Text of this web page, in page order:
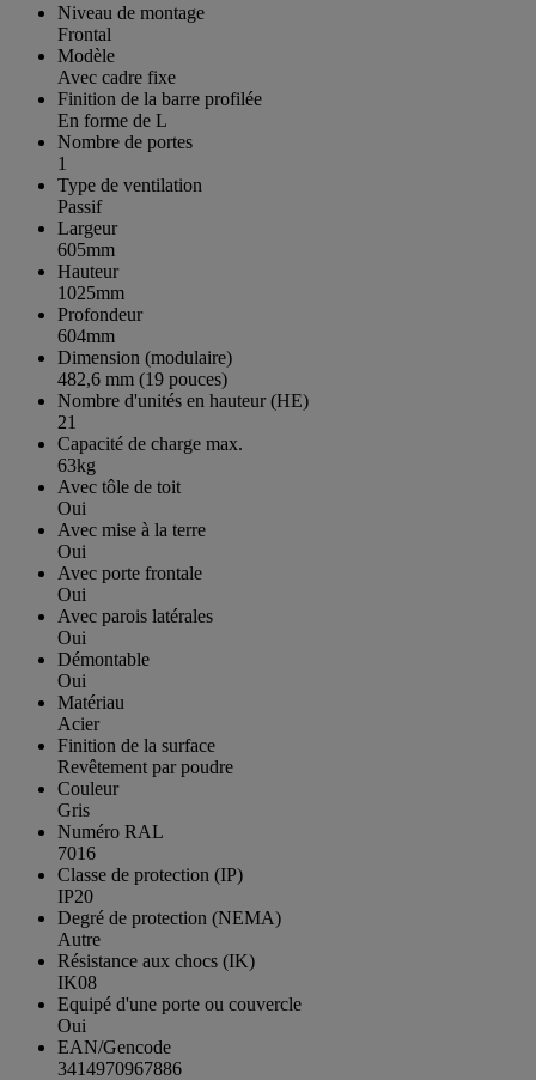
Niveau de montage
Frontal
Modèle
Avec cadre fixe
Finition de la barre profilée
En forme de L
Nombre de portes
1
Type de ventilation
Passif
Largeur
605mm
Hauteur
1025mm
Profondeur
604mm
Dimension (modulaire)
482,6 mm (19 pouces)
Nombre d'unités en hauteur (HE)
21
Capacité de charge max.
63kg
Avec tôle de toit
Oui
Avec mise à la terre
Oui
Avec porte frontale
Oui
Avec parois latérales
Oui
Démontable
Oui
Matériau
Acier
Finition de la surface
Revêtement par poudre
Couleur
Gris
Numéro RAL
7016
Classe de protection (IP)
IP20
Degré de protection (NEMA)
Autre
Résistance aux chocs (IK)
IK08
Equipé d'une porte ou couvercle
Oui
EAN/Gencode
3414970967886